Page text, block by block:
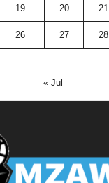
19 20 21
26 27 28
« Jul